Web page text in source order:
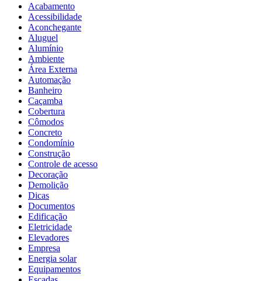
Acabamento
Acessibilidade
Aconchegante
Aluguel
Alumínio
Ambiente
Área Externa
Automação
Banheiro
Caçamba
Cobertura
Cômodos
Concreto
Condomínio
Construção
Controle de acesso
Decoração
Demolição
Dicas
Documentos
Edificação
Eletricidade
Elevadores
Empresa
Energia solar
Equipamentos